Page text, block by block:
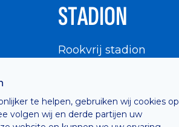
te helpen, gebruiken wij cookies op
volgen wij en derde partijen uw
STADION
Rookvrij stadion